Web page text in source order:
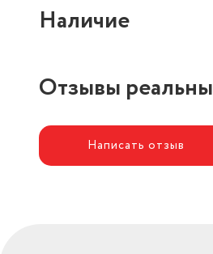
Наличие
Отзывы
Написать отзыв